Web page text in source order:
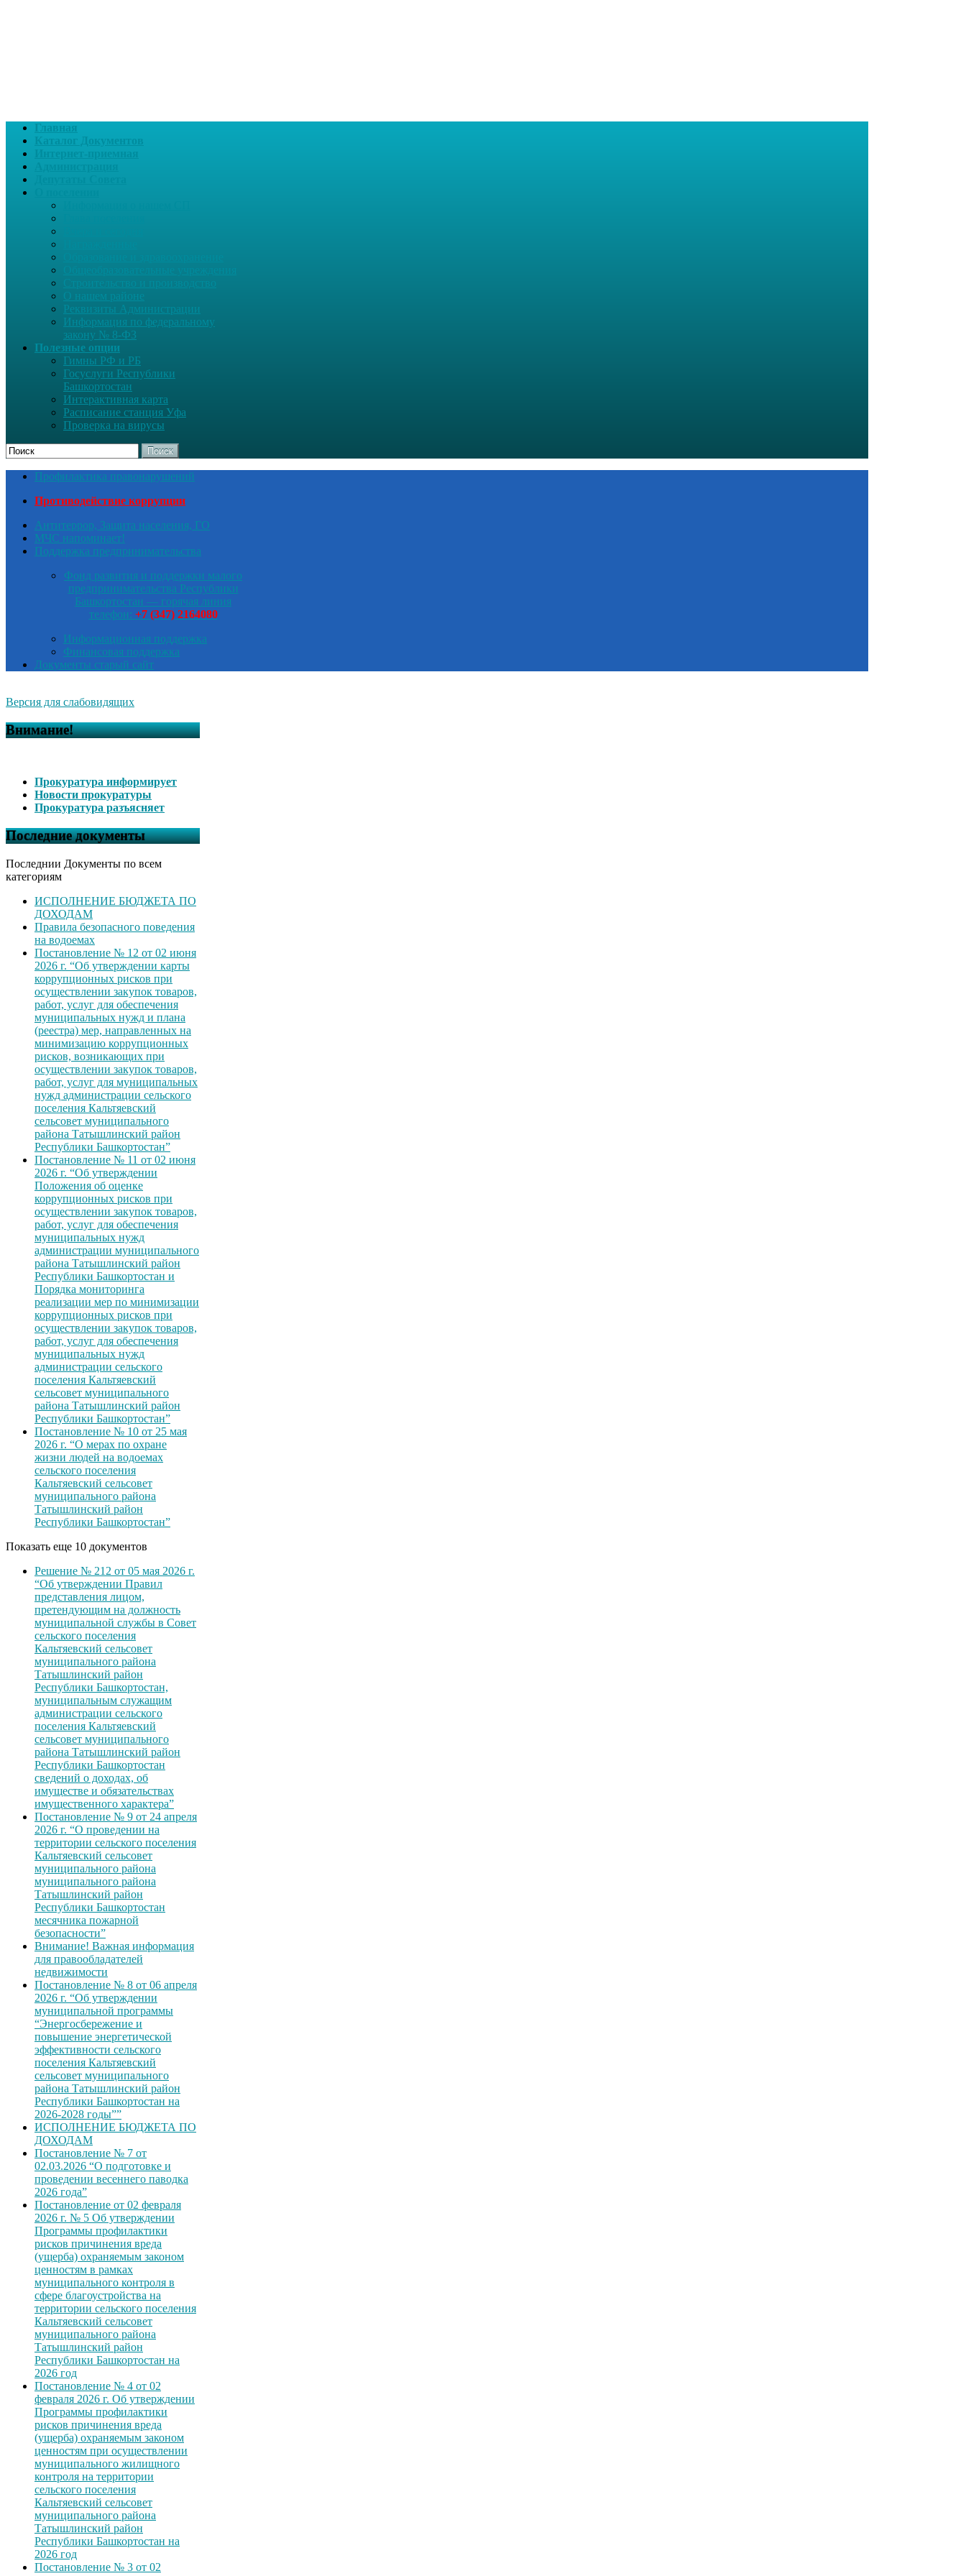
Главная
Каталог Документов
О нашем районе
Реквизиты Администрации
Информация по федеральному
закону № 8-ФЗ
Полезные опции
Гимны РФ и РБ
Госуслуги Республики
Башкортостан
Интерактивная карта
Расписание станция Уфа
Проверка на вирусы
Поиск
Профилактика правонарушений
Противодействие коррупции
Антитеррор, Защита населения, ГО
МЧС напоминает!
Поддержка предпринимательства
Фонд развития и поддержки малого
предпринимательства Республики
Башкортостан — горячая линия
телефон: +7 (347) 2164080
Информационная поддержка
Финансовая поддержка
Документы старый сайт
Версия для слабовидящих
Внимание!
Прокуратура информирует
Новости прокуратуры
Прокуратура разъясняет
Последние документы
Последнии Документы по всем
категориям
ИСПОЛНЕНИЕ БЮДЖЕТА ПО
ДОХОДАМ
Правила безопасного поведения
на водоемах
Постановление № 12 от 02 июня
2026 г. “Об утверждении карты
коррупционных рисков при
осуществлении закупок товаров,
работ, услуг для обеспечения
муниципальных нужд и плана
(реестра) мер, направленных на
минимизацию коррупционных
рисков, возникающих при
осуществлении закупок товаров,
работ, услуг для муниципальных
нужд администрации сельского
поселения Кальтяевский
сельсовет муниципального
района Татышлинский район
Республики Башкортостан”
Постановление № 11 от 02 июня
2026 г. “Об утверждении
Положения об оценке
коррупционных рисков при
осуществлении закупок товаров,
работ, услуг для обеспечения
муниципальных нужд
администрации муниципального
района Татышлинский район
Республики Башкортостан и
Порядка мониторинга
реализации мер по минимизации
коррупционных рисков при
осуществлении закупок товаров,
работ, услуг для обеспечения
муниципальных нужд
администрации сельского
поселения Кальтяевский
сельсовет муниципального
района Татышлинский район
Республики Башкортостан”
Постановление № 10 от 25 мая
2026 г. “О мерах по охране
жизни людей на водоемах
сельского поселения
Кальтяевский сельсовет
муниципального района
Татышлинский район
Республики Башкортостан”
Показать еще 10 документов
Решение № 212 от 05 мая 2026 г.
“Об утверждении Правил
представления лицом,
претендующим на должность
муниципальной службы в Совет
сельского поселения
Кальтяевский сельсовет
муниципального района
Татышлинский район
Республики Башкортостан,
муниципальным служащим
администрации сельского
поселения Кальтяевский
сельсовет муниципального
района Татышлинский район
Республики Башкортостан
сведений о доходах, об
имуществе и обязательствах
имущественного характера”
Постановление № 9 от 24 апреля
2026 г. “О проведении на
территории сельского поселения
Кальтяевский сельсовет
муниципального района
муниципального района
Татышлинский район
Республики Башкортостан
месячника пожарной
безопасности”
Внимание! Важная информация
для правообладателей
недвижимости
Постановление № 8 от 06 апреля
2026 г. “Об утверждении
муниципальной программы
“Энергосбережение и
повышение энергетической
эффективности сельского
поселения Кальтяевский
сельсовет муниципального
района Татышлинский район
Республики Башкортостан на
2026-2028 годы””
ИСПОЛНЕНИЕ БЮДЖЕТА ПО
ДОХОДАМ
Постановление № 7 от
02.03.2026 “О подготовке и
проведении весеннего паводка
2026 года”
Постановление от 02 февраля
2026 г. № 5 Об утверждении
Программы профилактики
рисков причинения вреда
(ущерба) охраняемым законом
ценностям в рамках
муниципального контроля в
сфере благоустройства на
территории сельского поселения
Кальтяевский сельсовет
муниципального района
Татышлинский район
Республики Башкортостан на
2026 год
Постановление № 4 от 02
февраля 2026 г. Об утверждении
Программы профилактики
рисков причинения вреда
(ущерба) охраняемым законом
ценностям при осуществлении
муниципального жилищного
контроля на территории
сельского поселения
Кальтяевский сельсовет
муниципального района
Татышлинский район
Республики Башкортостан на
2026 год
Постановление № 3 от 02